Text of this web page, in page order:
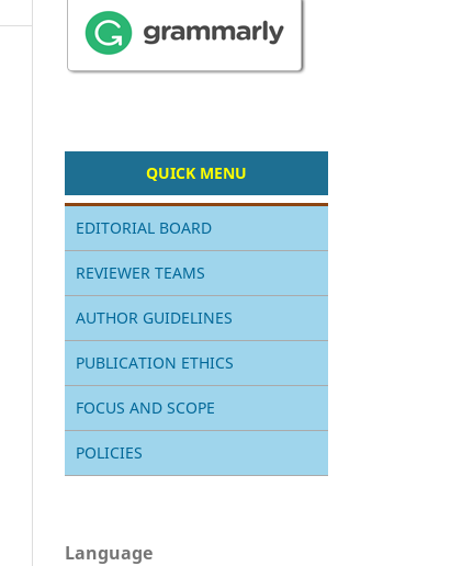
QUICK MENU
EDITORIAL BOARD
REVIEWER TEAMS
AUTHOR GUIDELINES
PUBLICATION ETHICS
FOCUS AND SCOPE
POLICIES
Language